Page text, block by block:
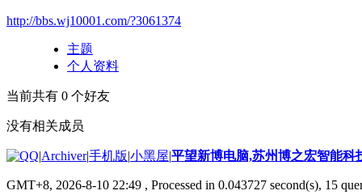
http://bbs.wj10001.com/?3061374
主题
个人资料
当前共有 0 个好友
没有相关成员
|Archiver|手机版|小黑屋|平望新博电脑,苏州博之宏智能科
GMT+8, 2026-8-10 22:49 , Processed in 0.043727 second(s), 15